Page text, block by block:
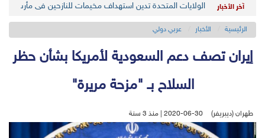
آخر الأخبار الولايات المتحدة تدين استهداف مخيمات للنازحين في مأرب
الرئيسية الأخبار عربي دولي
إيران تصف دعم السعودية لأمريكا بشأن حظر
السلاح بـ "مزحة مريرة"
طهران (ديبريفر) 2020-06-30 | منذ 3 سنة